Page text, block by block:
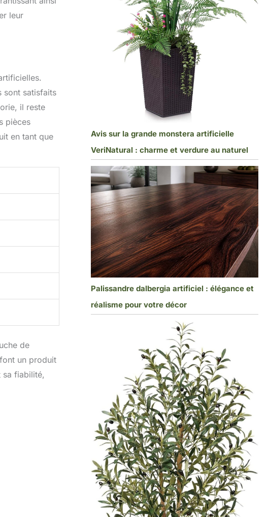
leur
sont satisfaits
il reste
pièces
en tant que
de
un produit
sa fiabilité,
Avis sur la grande monstera artificielle
VeriNatural : charme et verdure au naturel
Palissandre dalbergia artificiel : élégance et
réalisme pour votre décor